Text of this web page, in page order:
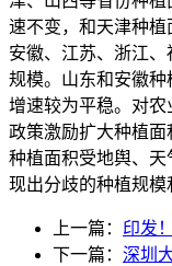
速不变，和天津种植
安徽、江苏、浙江
规模。山东和安徽
增速较为平稳。对
政策激励扩大种植
种植面积受地舆、
现出分歧的种植规模
上一篇： 印发
下一篇： 深圳